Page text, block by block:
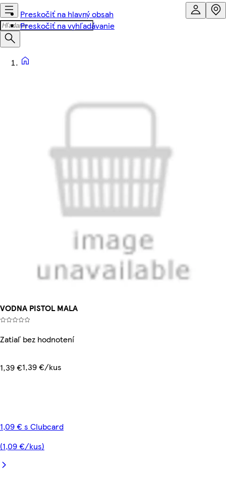
Preskočiť na hlavný obsah
Preskočiť na vyhľadávanie
VODNA PISTOL MALA
Zatiaľ bez hodnotení
1,39 €1,39 €/kus
1,09 € s Clubcard
(1,09 €/kus)